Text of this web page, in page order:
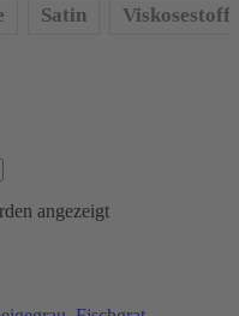
Satin Viskosestoffe
angezeigt